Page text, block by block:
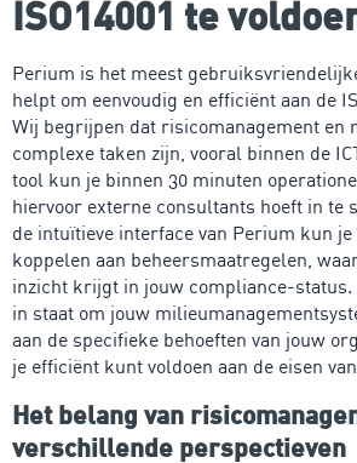
ISO14001 te
Perium is het meest
helpt om eenvoudig en efficiënt aan de
Wij begrijpen dat risicomanagement en
complexe taken zijn, vooral binnen de
tool kun je binnen 30 minuten
hiervoor externe consultants hoeft in te
de intuïtieve interface van Perium kun je
koppelen aan beheersmaatregelen,
inzicht krijgt in jouw compliance-
in staat om jouw
aan de specifieke behoeften van jouw
je efficiënt kunt voldoen aan de eisen van
Het belang van
verschillende perspectieven